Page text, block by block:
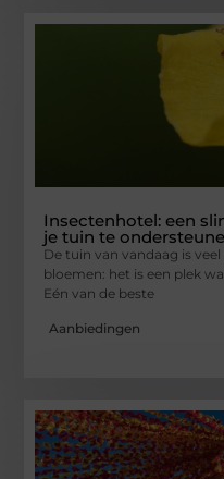
Insectenhotel: een
je tuin te
De tuin van vandaag is
bloemen: het is een plek
Eén van de beste
Aanbiedingen